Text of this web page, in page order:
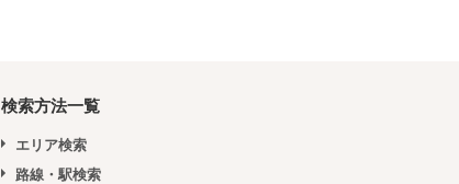
検索方法一覧
エリア検索
路線・駅検索